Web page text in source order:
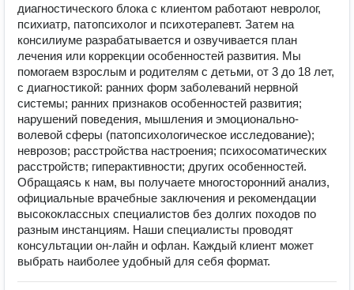
диагностического блока с клиентом работают невролог,
психиатр, патопсихолог и психотерапевт. Затем на
консилиуме разрабатывается и озвучивается план
лечения или коррекции особенностей развития. Мы
помогаем взрослым и родителям с детьми, от 3 до 18 лет,
с диагностикой: ранних форм заболеваний нервной
системы; ранних признаков особенностей развития;
нарушений поведения, мышления и эмоционально-
волевой сферы (патопсихологическое исследование);
неврозов; расстройства настроения; психосоматических
расстройств; гиперактивности; других особенностей.
Обращаясь к нам, вы получаете многосторонний анализ,
официальные врачебные заключения и рекомендации
высококлассных специалистов без долгих походов по
разным инстанциям. Наши специалисты проводят
консультации он-лайн и офлан. Каждый клиент может
выбрать наиболее удобный для себя формат.